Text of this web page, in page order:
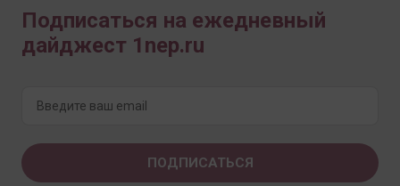
Подписаться на ежедневный
дайджест 1nep.ru